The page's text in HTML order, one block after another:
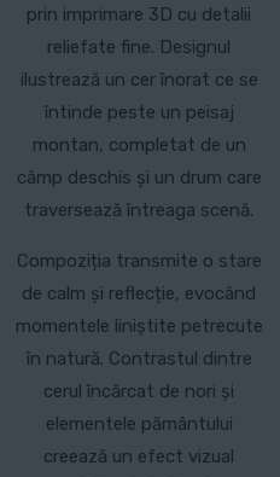
prin imprimare 3D cu detalii
reliefate fine. Designul
ilustrează un cer înorat ce se
întinde peste un peisaj
montan, completat de un
câmp deschis și un drum care
traversează întreaga scenă.
Compoziția transmite o stare
de calm și reflecție, evocând
momentele liniștite petrecute
în natură. Contrastul dintre
cerul încărcat de nori și
elementele pământului
creează un efect vizual